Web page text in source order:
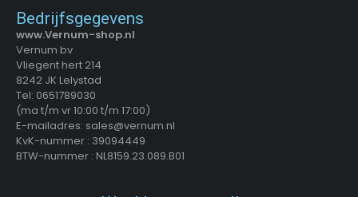
Bedrijfsgegevens
www.Vernum-shop.nl
Vernum bv
Vliegent hert 214
8242 JK Lelystad
Tel: 0651789030
(ma t/m vr 10:00 t/m 17:00)
E-mailadres: sales@vernum.nl
KvK-nummer : 39094449
BTW-nummer : NL8159.23.089.B01